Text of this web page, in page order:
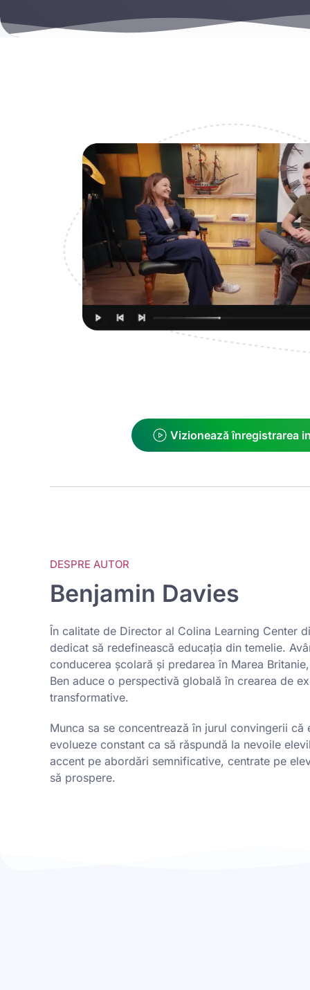
Vizionează înregistrarea
DESPRE AUTOR
Benjamin Davies
În calitate de Director al Colina Learning Center
dedicat să redefinească educația din temelie.
conducerea școlară și predarea în Marea
Ben aduce o perspectivă globală în crearea de
transformative.
Munca sa se concentrează în jurul convingerii că
evolueze constant ca să răspundă la nevoile
accent pe abordări semnificative, centrate pe
să prospere.